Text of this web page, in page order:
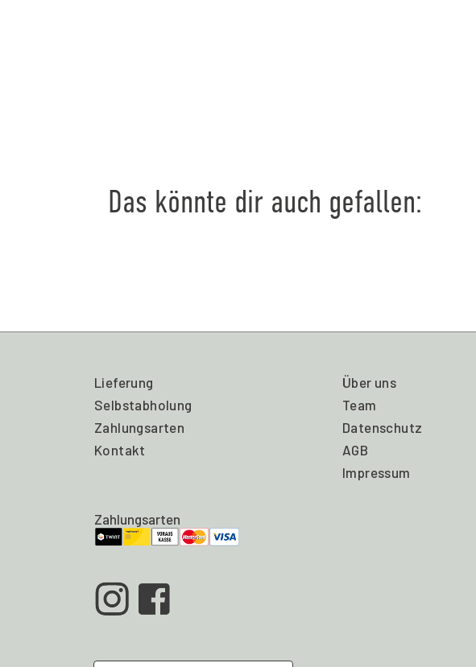
Das könnte dir auch gefallen:
Lieferung
Selbstabholung
Zahlungsarten
Kontakt
Über uns
Team
Datenschutz
AGB
Impressum
Zahlungsarten